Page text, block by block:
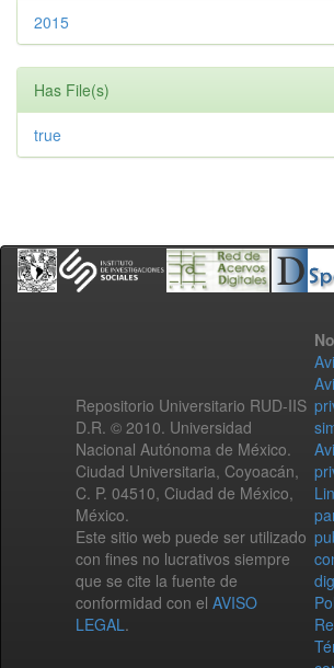
2015
Has File(s)
true
Repositorio Universitario RUD-IIS
D.R. © 2010. Universidad
Nacional Autónoma de México.
Ciudad Universitaria, Coyoacán,
C. P. 04510, Ciudad de México,
México.
Este sitio web puede ser utilizado
con fines no lucrativos siempre
que se cite la fuente de
conformidad con el AVISO
LEGAL.